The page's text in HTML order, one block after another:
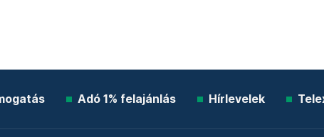
Adó 1% felajánlás Hírlevelek